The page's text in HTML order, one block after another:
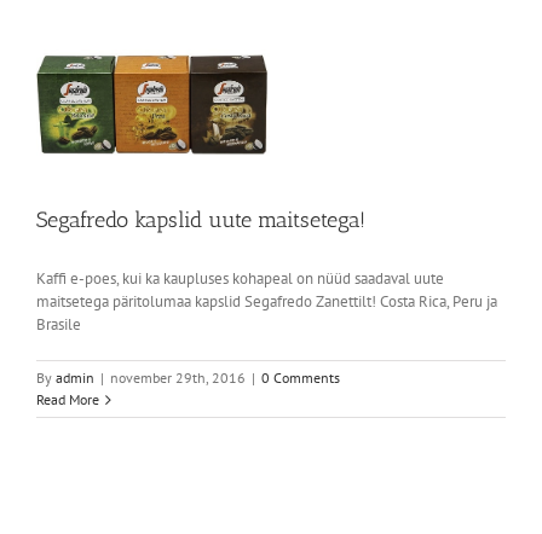
Segafredo kapslid uute maitsetega!
Kaffi e-poes, kui ka kaupluses kohapeal on nüüd saadaval uute
maitsetega päritolumaa kapslid Segafredo Zanettilt! Costa Rica, Peru ja
Brasile
By admin | november 29th, 2016 | 0 Comments
Read More